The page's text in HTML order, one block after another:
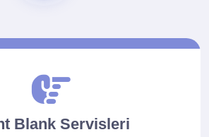
Blank Servisleri